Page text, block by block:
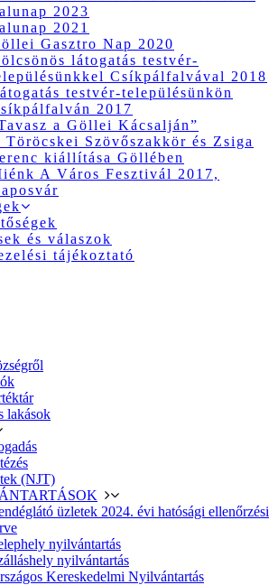
2023
2021
Gasztro Nap 2020
látogatás testvér-
Csíkpálfalvával 2018
testvér-településünkön
2017
a Göllei Kácsalján”
Töröcskei Szövőszakkör és Zsiga
kiállítása Göllében
A Város Fesztivál 2017,
és válaszok
tájékoztató
lakások
(NJT)
üzletek 2024. évi hatósági ellenőrzési
nyilvántartás
nyilvántartás
Kereskedelmi Nyilvántartás